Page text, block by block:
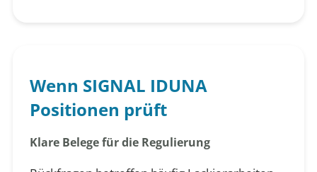
Wenn SIGNAL IDUNA
Positionen prüft
Klare Belege für die Regulierung